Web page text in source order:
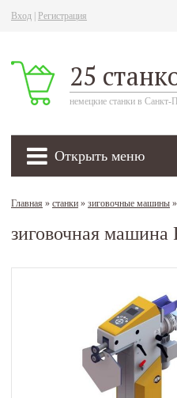
Вход Регистрация
25
немецкие станки в Санкт-
Открыть меню
Главная » станки » зиговочные машины »
зиговочная машина